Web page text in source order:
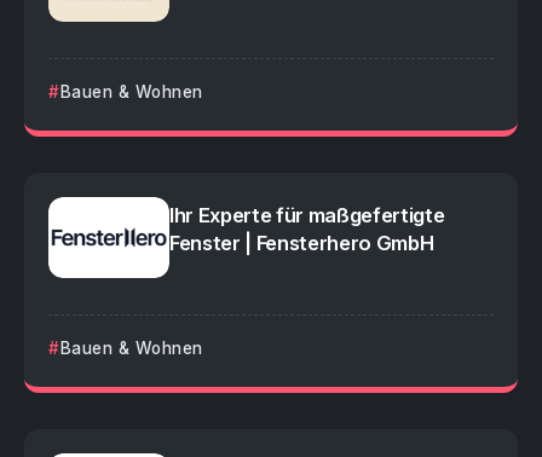
Bauen & Wohnen
Ihr Experte für maßgefertigte
Fenster | Fensterhero GmbH
Bauen & Wohnen